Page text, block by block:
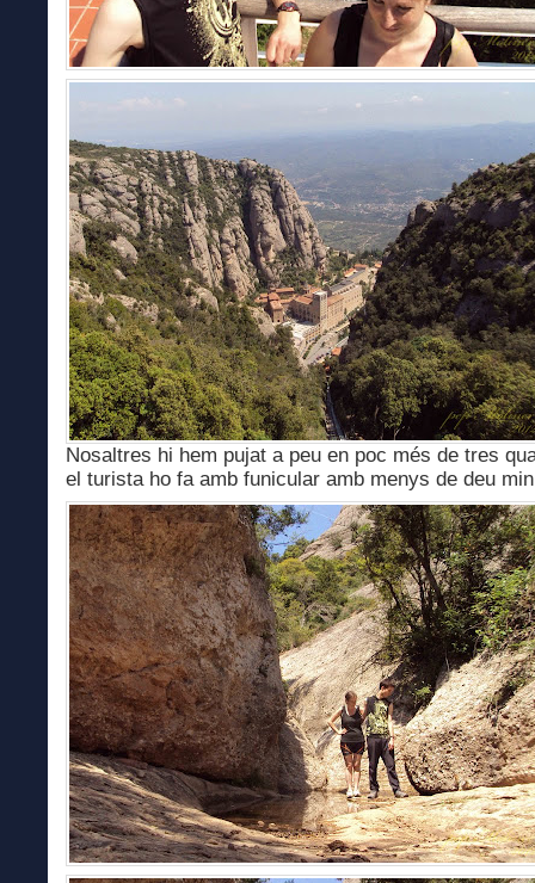
Nosaltres hi hem pujat a peu en poc més de tres
el turista ho fa amb funicular amb menys de deu